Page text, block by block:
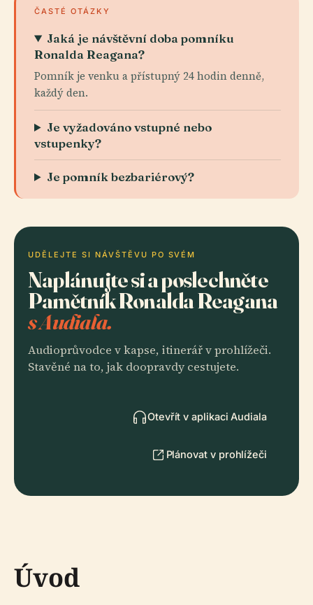
ČASTÉ OTÁZKY
Jaká je návštěvní doba pomníku
Ronalda Reagana?
Pomník je venku a přístupný 24 hodin denně,
každý den.
Je vyžadováno vstupné nebo
vstupenky?
Je pomník bezbariérový?
UDĚLEJTE SI NÁVŠTĚVU PO SVÉM
Naplánujte si a poslechněte
Pamětník Ronalda Reagana
s Audiala.
Audioprůvodce v kapse, itinerář v prohlížeči.
Stavěné na to, jak doopravdy cestujete.
Otevřít v aplikaci Audiala
Plánovat v prohlížeči
Úvod